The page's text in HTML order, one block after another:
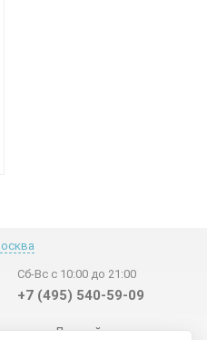
Сб-Вс с 10:00 до 21:00
+7 (495) 540-59-09
Личный счет